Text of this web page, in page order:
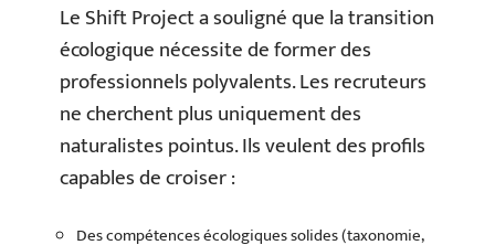
Le Shift Project a souligné que la transition
écologique nécessite de former des
professionnels polyvalents. Les recruteurs
ne cherchent plus uniquement des
naturalistes pointus. Ils veulent des profils
capables de croiser :
Des compétences écologiques solides (taxonomie,